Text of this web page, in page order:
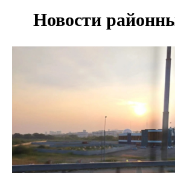
Двум бойцам СВО после минно-
Персидский ковер «108 шахов»
Актриса из Новосибирска Евгения
в сериале «Малой»